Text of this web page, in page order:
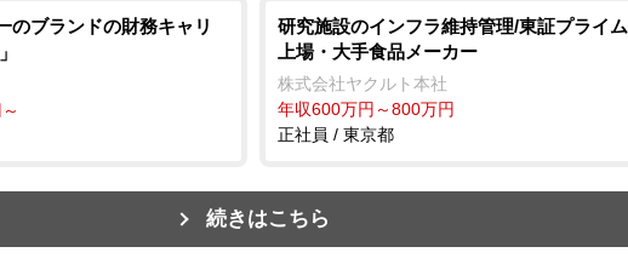
のブランドの財務キャリ
研究施設のインフラ維持管理/東証プライム
上場・大手食品メーカー
株式会社ヤクルト本社
年収600万円～800万円
正社員 / 東京都
続きはこちら